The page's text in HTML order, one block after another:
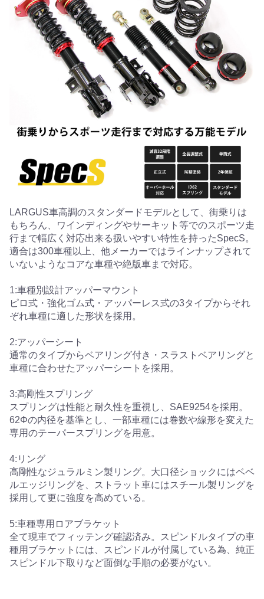
LARGUS車高調のスタンダードモデルとして、街乗りは
もちろん、ワインディングやサーキット等でのスポーツ走
行まで幅広く対応出来る扱いやすい特性を持ったSpecS。
適合は300車種以上、他メーカーではラインナップされて
いないようなコアな車種や絶版車まで対応。
1:車種別設計アッパーマウント
ピロ式・強化ゴム式・アッパーレス式の3タイプからそれ
ぞれ車種に適した形状を採用。
2:アッパーシート
通常のタイプからベアリング付き・スラストベアリングと
車種に合わせたアッパーシートを採用。
3:高剛性スプリング
スプリングは性能と耐久性を重視し、SAE9254を採用。
62Φの内径を基準とし、一部車種には巻数や線形を変えた
専用のテーパースプリングを用意。
4:リング
高剛性なジュラルミン製リング。大口径ショックにはベベ
ルエッジリングを、ストラット車にはスチール製リングを
採用して更に強度を高めている。
5:車種専用ロアブラケット
全て現車でフィッテング確認済み。スピンドルタイプの車
種用ブラケットには、スピンドルが付属している為、純正
スピンドル下取りなど面倒な手順の必要がない。